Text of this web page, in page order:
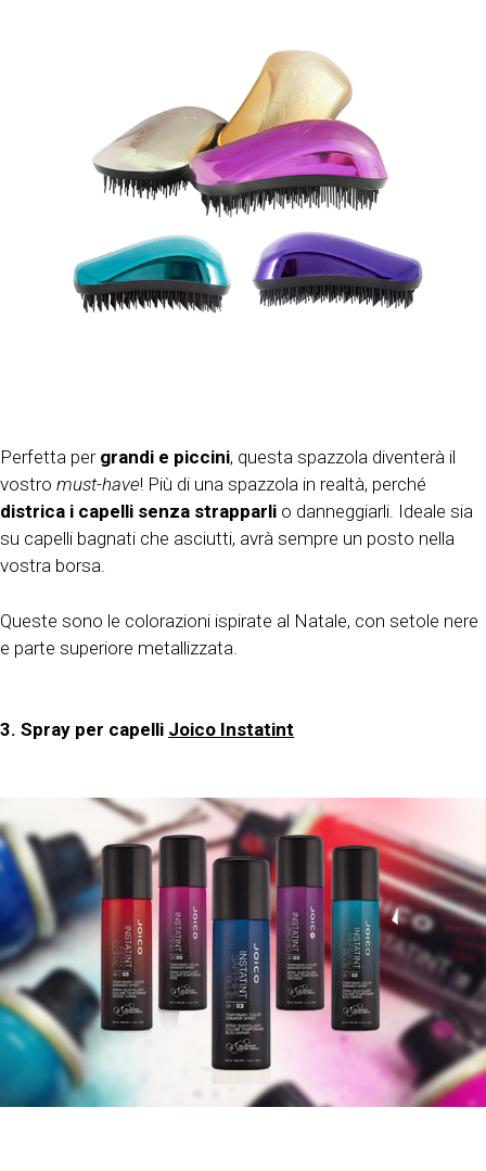
Perfetta pergrandi e piccini, questa spazzola diventerà il
vostro must-have! Più di una spazzola in realtà, perché
districa i capelli senza strapparli o danneggiarli. Ideale sia
su capelli bagnati che asciutti, avrà sempre un posto nella
vostra borsa.
Queste sono le colorazioni ispirate al Natale, con setole nere
e parte superiore metallizzata.
3. Spray per capelli Joico Instatint